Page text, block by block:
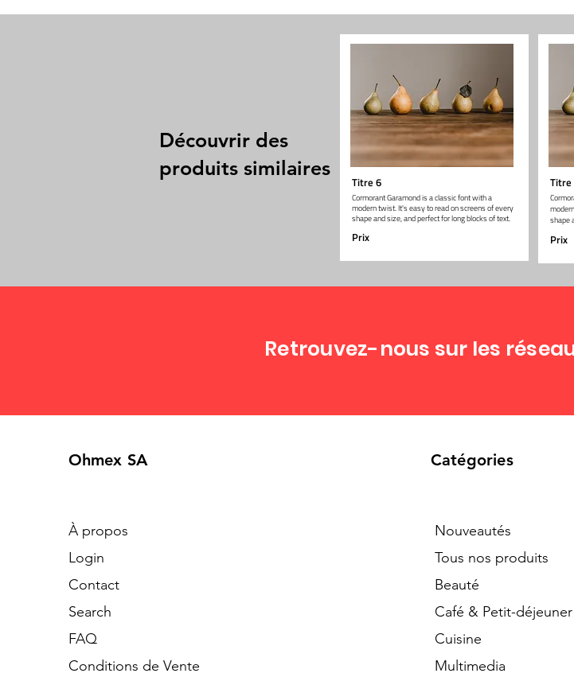
Découvrir des
produits similaires
Titre 6
Cormorant Garamond is a classic font with a
modern twist. It's easy to read on screens of every
shape and size, and perfect for long blocks of text.
Prix
Titre
shape
Prix
Retrouvez-nous sur les
Ohmex SA
À propos
Login
Contact
Search
​FAQ
Conditions de Vente
Catégories
Nouveautés
Tous nos produits
Beauté
Café & Petit-déjeuner
Cuisine
Multimedia